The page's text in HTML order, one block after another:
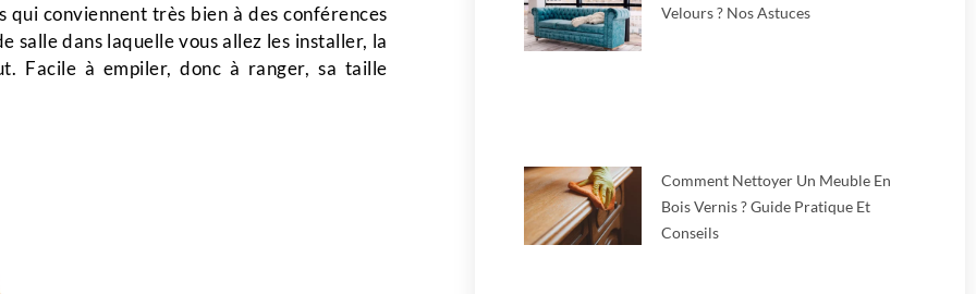
qui conviennent très bien à des conférences
salle dans laquelle vous allez les installer, la
Facile à empiler, donc à ranger, sa taille
Velours ? Nos Astuces
Comment Nettoyer Un Meuble En
Bois Vernis ? Guide Pratique Et
Conseils